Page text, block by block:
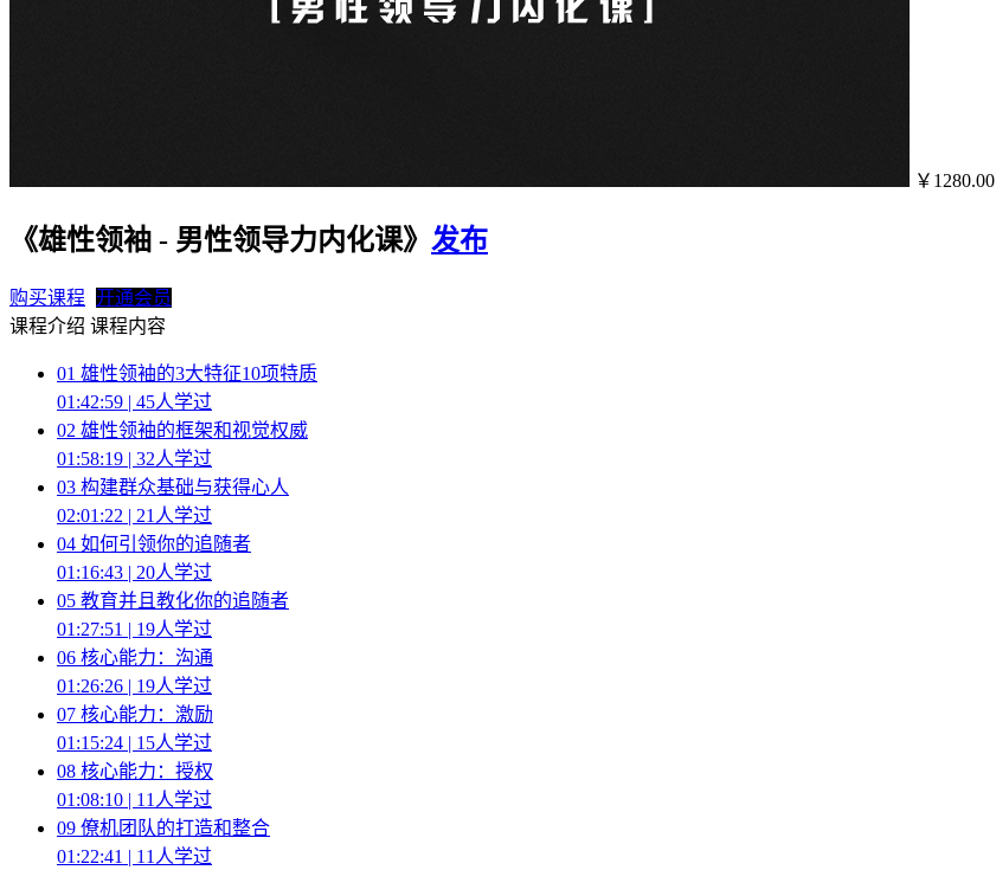
￥1280.00
《雄性领袖 - 男性领导力内化课》 发布
购买课程 开通会员
课程介绍 课程内容
01 雄性领袖的3大特征10项特质
01:42:59 | 45人学过
02 雄性领袖的框架和视觉权威
01:58:19 | 32人学过
03 构建群众基础与获得心人
02:01:22 | 21人学过
04 如何引领你的追随者
01:16:43 | 20人学过
05 教育并且教化你的追随者
01:27:51 | 19人学过
06 核心能力：沟通
01:26:26 | 19人学过
07 核心能力：激励
01:15:24 | 15人学过
08 核心能力：授权
01:08:10 | 11人学过
09 僚机团队的打造和整合
01:22:41 | 11人学过